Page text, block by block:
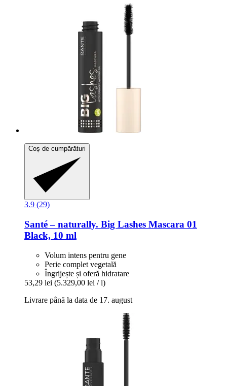
Coș de cumpărături
3.9 (29)
Santé – naturally. Big Lashes Mascara 01
Black, 10 ml
Volum intens pentru gene
Perie complet vegetală
Îngrijește și oferă hidratare
53,29 lei (5.329,00 lei / l)
Livrare până la data de 17. august